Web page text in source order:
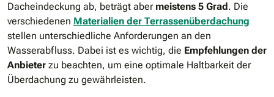
Dacheindeckung ab, beträgt aber meistens 5 Grad . Die
verschiedenen Materialien der Terrassenüberdachung
stellen unterschiedliche Anforderungen an den
Wasserabfluss. Dabei ist es wichtig, die Empfehlungen der
Anbieter zu beachten, um eine optimale Haltbarkeit der
Überdachung zu gewährleisten.